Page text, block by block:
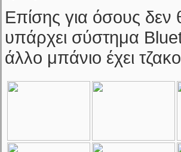
Επίσης για όσους
υπάρχει σύστημα
άλλο μπάνιο έχει